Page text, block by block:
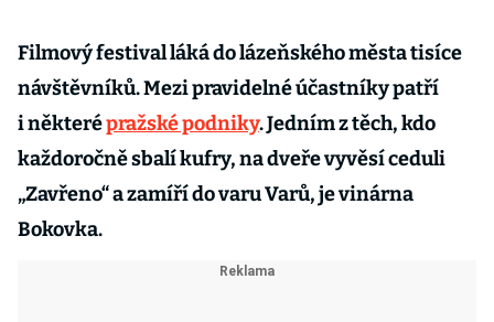
Filmový festival láká do lázeňského města tisíce
návštěvníků. Mezi pravidelné účastníky patří
i některépražské podniky. Jedním z těch, kdo
každoročně sbalí kufry, na dveře vyvěsí ceduli
„Zavřeno“ a zamíří do varu Varů, je vinárna
Bokovka.